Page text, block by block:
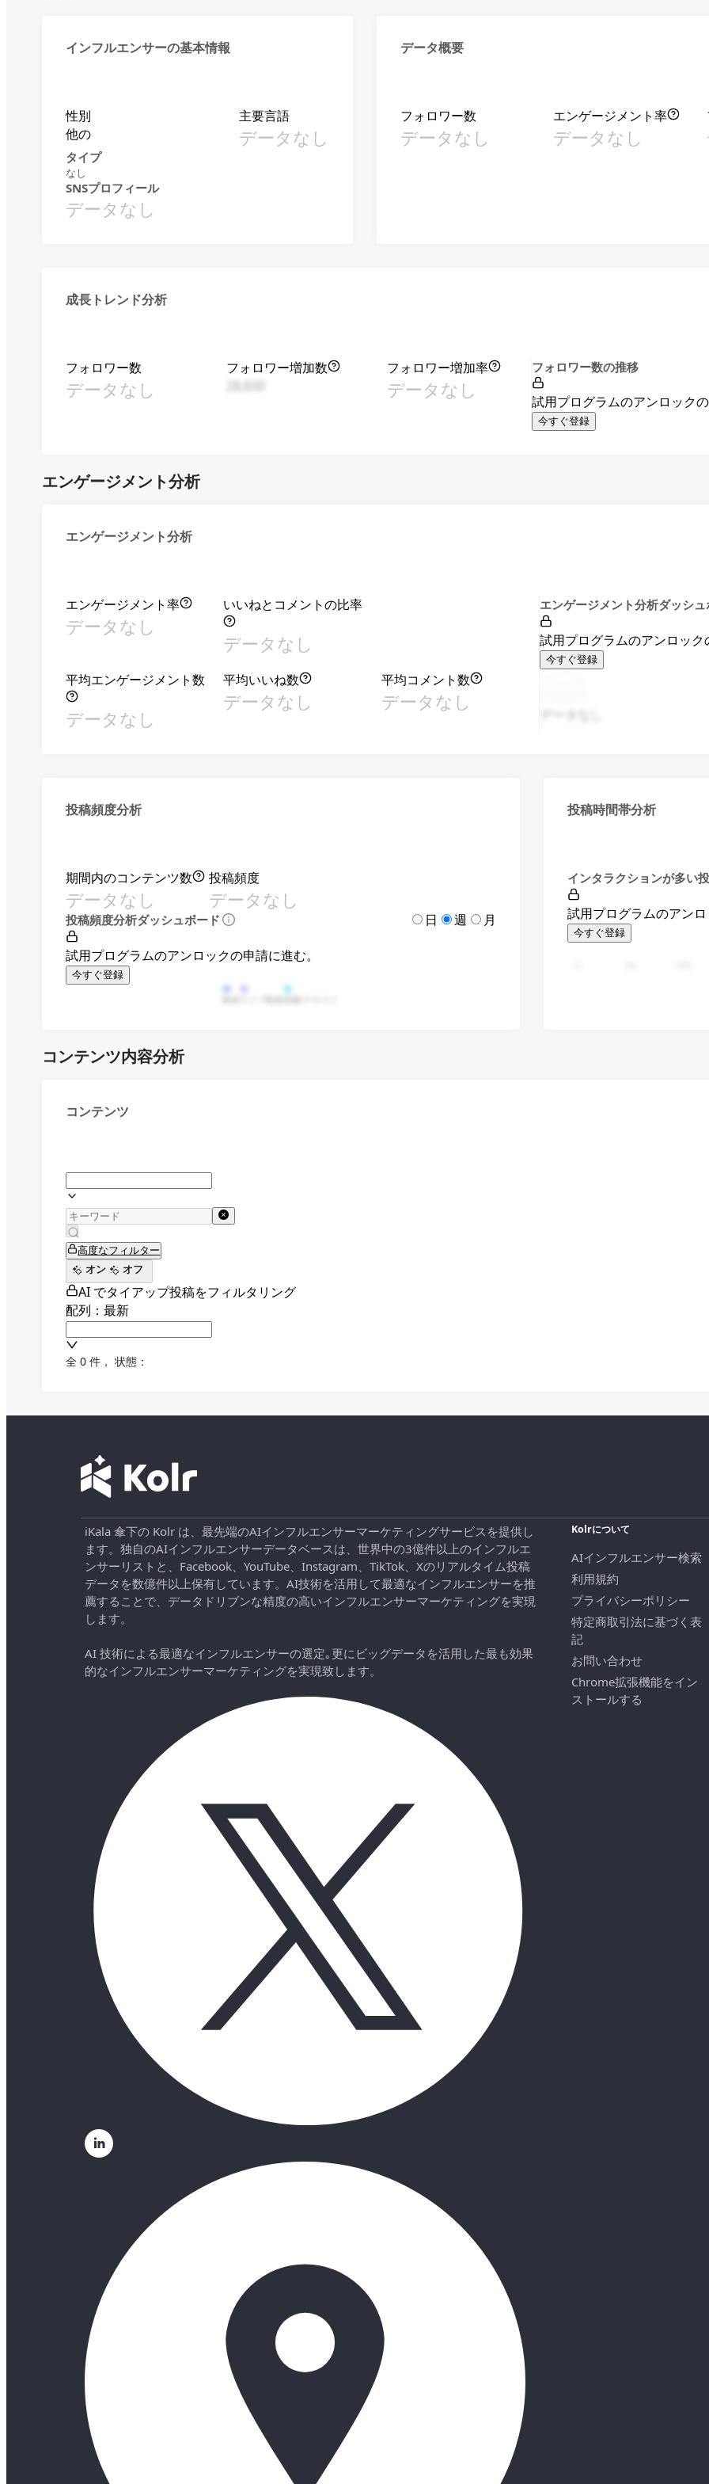
インフルエンサーの基本情報
性別
他の
主要言語
データなし
タイプ
なし
SNSプロフィール
データなし
データ概要
フォロワー数
データなし
エンゲージメント率
データなし
成長トレンド分析
フォロワー数
データなし
フォロワー増加数
フォロワー増加率
データなし
フォロワー数の推移
試用プログラムのアンロックの
今すぐ登録
エンゲージメント分析
エンゲージメント分析
エンゲージメント率
データなし
いいねとコメントの比率
データなし
平均エンゲージメント数
データなし
平均いいね数
データなし
平均コメント数
データなし
エンゲージメント分析ダッシュ
試用プログラムのアンロック
今すぐ登録
投稿頻度分析
期間内のコンテンツ数
データなし
投稿頻度
データなし
投稿頻度分析ダッシュボード 日 週 月
試用プログラムのアンロックの申請に進む。
今すぐ登録
投稿時間帯分析
インタラクションが多い
試用プログラムのアンロ
今すぐ登録
コンテンツ内容分析
コンテンツ
高度なフィルター
オン
オフ
AI でタイアップ投稿をフィルタリング
配列：最新
全 0 件 ， 状態：
iKala 傘下の Kolr は、最先端のAIインフルエンサーマーケティングサービスを提供し
ます。独自のAIインフルエンサーデータベースは、世界中の3億件以上のインフルエ
ンサーリストと、Facebook、YouTube、Instagram、TikTok、Xのリアルタイム投稿
データを数億件以上保有しています。AI技術を活用して最適なインフルエンサーを推
薦することで、データドリブンな精度の高いインフルエンサーマーケティングを実現
します。
AI 技術による最適なインフルエンサーの選定｡更にビッグデータを活用した最も効果
的なインフルエンサーマーケティングを実現致します。
Kolrについて
AIインフルエンサー検索
利用規約
プライバシーポリシー
特定商取引法に基づく表
記
お問い合わせ
Chrome拡張機能をイン
ストールする